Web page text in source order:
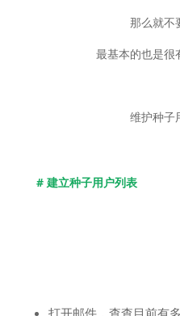
那么就不
最基本的也是很
维护种子
# 建立种子用户列表